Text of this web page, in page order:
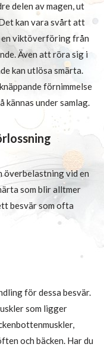
delen av magen, ut
kan vara svårt att
en viktöverföring från
Även att röra sig i
kan utlösa smärta.
förnimmelse
kännas under samlag.
vid en
som blir alltmer
besvär som ofta
för dessa besvär.
som ligger
och bäcken. Har du